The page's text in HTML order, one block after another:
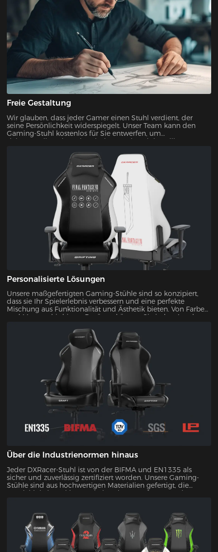
Freie Gestaltung
Wir glauben, dass jeder Gamer einen Stuhl verdient, der
seine Persönlichkeit widerspiegelt. Unser Team kann den
Gaming-Stuhl kostenlos für Sie entwerfen, um
sicherzustellen, dass Sie mit dem Endprodukt vollkommen
Personalisierte Lösungen
Unsere maßgefertigten Gaming-Stühle sind so konzipiert,
dass sie Ihr Spielerlebnis verbessern und eine perfekte
Mischung aus Funktionalität und Ästhetik bieten. Von Farben
und Mustern bis hin zu Bezügen können Sie jeden Aspekt
Gaming-Setup einzigartig ist.
Über die Industrienormen hinaus
Jeder DXRacer-Stuhl ist von der BIFMA und EN1335 als
sicher und zuverlässig zertifiziert worden. Unsere Gaming-
Stühle sind aus hochwertigen Materialien gefertigt, die
Langlebigkeit und lang anhaltenden Komfort garantieren.